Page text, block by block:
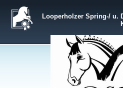
Looperholzer Spring-/ u.